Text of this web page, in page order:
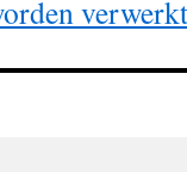
verwerkt